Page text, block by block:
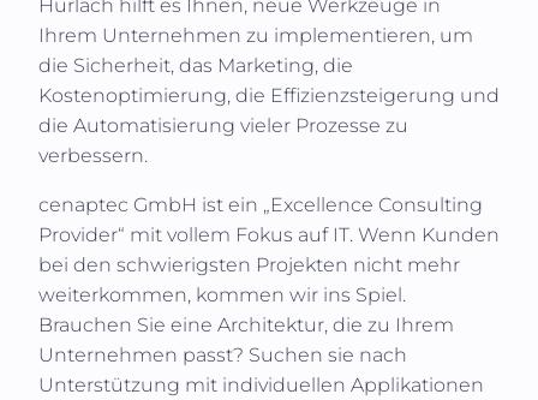
Hurlach hilft es Ihnen, neue Werkzeuge in
Ihrem Unternehmen zu implementieren, um
die Sicherheit, das Marketing, die
Kostenoptimierung, die Effizienzsteigerung und
die Automatisierung vieler Prozesse zu
verbessern.
cenaptec GmbH ist ein „Excellence Consulting
Provider“ mit vollem Fokus auf IT. Wenn Kunden
bei den schwierigsten Projekten nicht mehr
weiterkommen, kommen wir ins Spiel.
Brauchen Sie eine Architektur, die zu Ihrem
Unternehmen passt? Suchen sie nach
Unterstützung mit individuellen Applikationen